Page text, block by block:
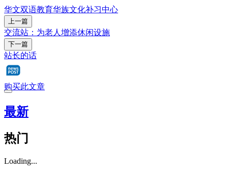
华文双语教育华族文化补习中心
上一篇
交流站：为老人增添休闲设施
下一篇
站长的话
购买此文章
最新
热门
Loading...